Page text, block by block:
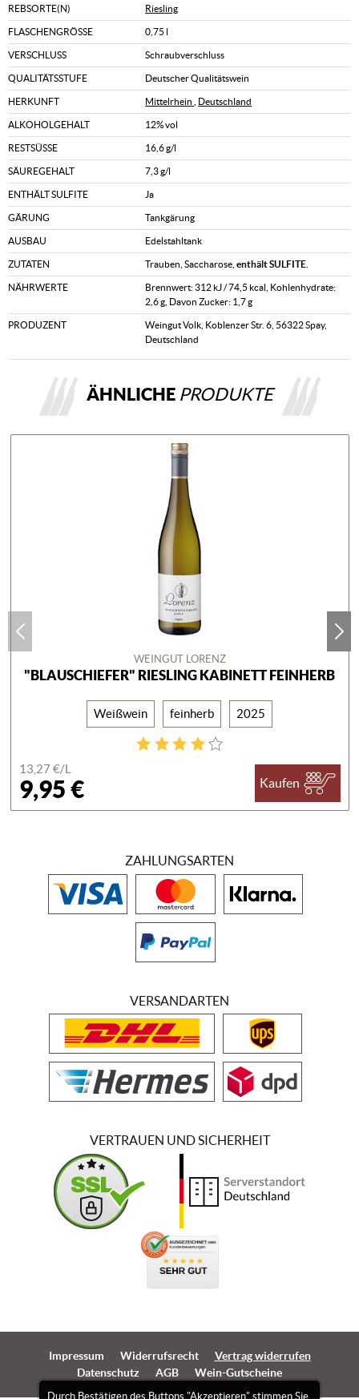
REBSORTE(N) Riesling
FLASCHENGRÖSSE 0,75 l
VERSCHLUSS Schraubverschluss
QUALITÄTSSTUFE Deutscher Qualitätswein
HERKUNFT Mittelrhein Deutschland
ALKOHOLGEHALT 12% vol
RESTSÜSSE 16,6 g/l
SÄUREGEHALT 7,3 g/l
ENTHÄLT SULFITE Ja
GÄRUNG Tankgärung
AUSBAU Edelstahltank
ZUTATEN Trauben, Saccharose,enthält SULFITE
NÄHRWERTE
Brennwert: 312 kJ / 74,5 kcal, Kohlenhydrate:
2,6 g, Davon Zucker: 1,7 g
PRODUZENT
Weingut Volk, Koblenzer Str. 6, 56322 Spay,
Deutschland
ÄHNLICHE PRODUKTE
WEINGUT LORENZ
"BLAUSCHIEFER" RIESLING KABINETT FEINHERB
Weißwein feinherb 2025
13,27 €/L
9,95 € Kaufen
Durch Bestätigen des Buttons "Akzeptieren" stimmen Sie
ZAHLUNGSARTEN
VERSANDARTEN
VERTRAUEN UND SICHERHEIT
Impressum Widerrufsrecht
Vertrag widerrufen
Datenschutz
AGB Wein-Gutscheine